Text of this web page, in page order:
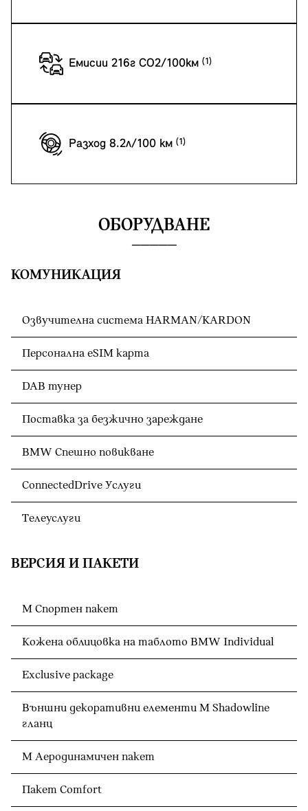
Емисии 216г CO2/100км
Разход 8.2л/100 км
ОБОРУДВАНЕ
КОМУНИКАЦИЯ
Озвучителна система HARMAN/KARDON
Персонална eSIM карта
DAB тунер
Поставка за безжично зареждане
BMW Спешно повикване
ConnectedDrive Услуги
Телеуслуги
ВЕРСИЯ И ПАКЕТИ
М Спортен пакет
Кожена облицовка на таблото BMW Individual
Exclusive package
Външни декоративни елементи M Shadowline
гланц
М Аеродинамичен пакет
Пакет Comfort